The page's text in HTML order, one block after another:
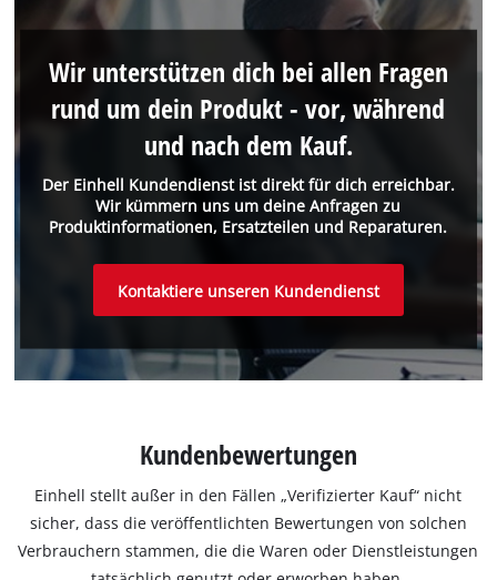
Der Einhell Kundendienst ist direkt für dich erreichbar.
Wir kümmern uns um deine Anfragen zu
Produktinformationen, Ersatzteilen und Reparaturen.
Wir unterstützen dich bei allen Fragen
rund um dein Produkt - vor, während
und nach dem Kauf.
Kontaktiere unseren Kundendienst
Kundenbewertungen
Einhell stellt außer in den Fällen „Verifizierter Kauf“ nicht
sicher, dass die veröffentlichten Bewertungen von solchen
Verbrauchern stammen, die die Waren oder Dienstleistungen